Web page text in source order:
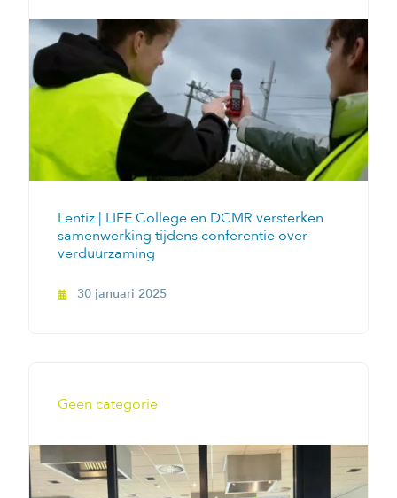
Lentiz | LIFE College en DCMR versterken
samenwerking tijdens conferentie over
verduurzaming
30 januari 2025
Geen categorie